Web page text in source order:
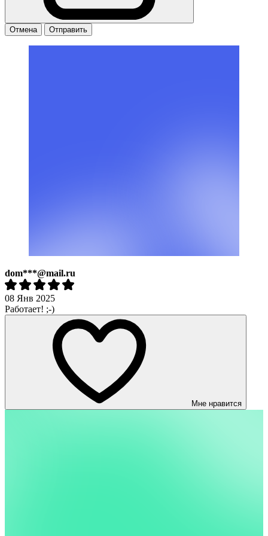
Отмена Отправить
dom***@mail.ru
08 Янв 2025
Работает! ;-)
Мне нравится